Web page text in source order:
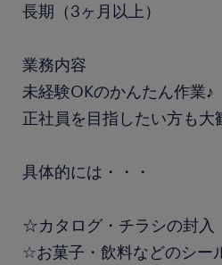
長期（3ヶ月以上）
業務内容
未経験OKのかんたん作業♪
正社員を目指したい方も大
具体的には・・・
☆カタログ・チラシの封入
☆お菓子・飲料などのシー